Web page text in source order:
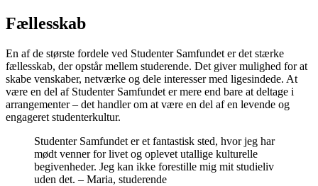
Fællesskab
En af de største fordele ved Studenter Samfundet er det stærke
fællesskab, der opstår mellem studerende. Det giver mulighed for at
skabe venskaber, netværke og dele interesser med ligesindede. At
være en del af Studenter Samfundet er mere end bare at deltage i
arrangementer – det handler om at være en del af en levende og
engageret studenterkultur.
Studenter Samfundet er et fantastisk sted, hvor jeg har
mødt venner for livet og oplevet utallige kulturelle
begivenheder. Jeg kan ikke forestille mig mit studieliv
uden det. – Maria, studerende